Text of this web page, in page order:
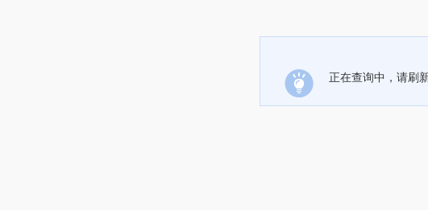
正在查询中，请刷